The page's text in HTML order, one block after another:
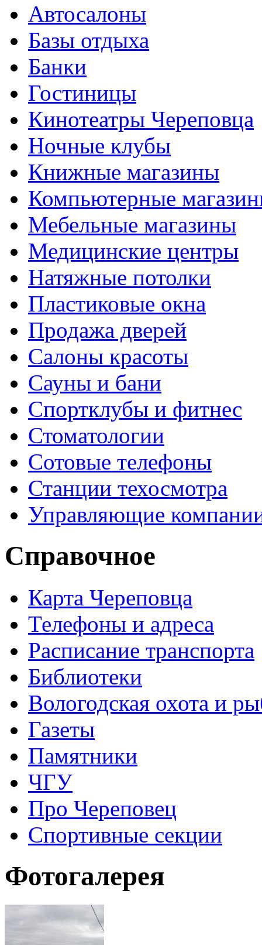
Автосалоны
Базы отдыха
Банки
Гостиницы
Кинотеатры Череповца
Ночные клубы
Книжные магазины
Компьютерные
Мебельные магазины
Медицинские центры
Натяжные потолки
Пластиковые окна
Продажа дверей
Салоны красоты
Сауны и бани
Спортклубы и фитнес
Стоматологии
Сотовые телефоны
Станции техосмотра
Управляющие
Справочное
Карта Череповца
Телефоны и адреса
Расписание транспорта
Библиотеки
Вологодская охота и
Газеты
Памятники
ЧГУ
Про Череповец
Спортивные секции
Фотогалерея